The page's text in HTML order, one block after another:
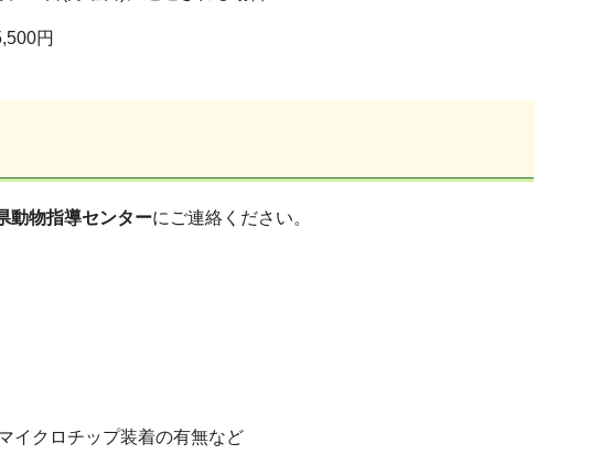
円
動物指導センターにご連絡ください。
イクロチップ装着の有無など